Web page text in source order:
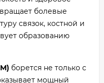
болевые
связок, костной и
образованию
борется не только с
мощный